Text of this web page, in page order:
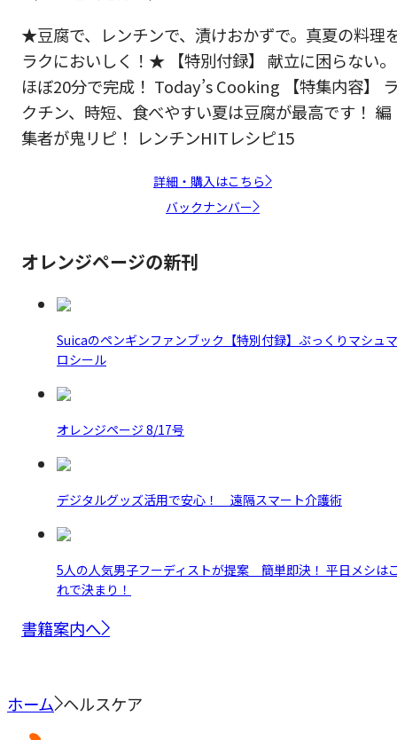
★豆腐で、レンチンで、漬けおかずで。真夏の料理
ラクにおいしく！★ 【特別付録】 献立に困らない。
ほぼ20分で完成！ Today’s Cooking 【特集内容】
クチン、時短、食べやすい夏は豆腐が最高です！ 編
集者が鬼リピ！ レンチンHITレシピ15
詳細・購入はこちら
バックナンバー
オレンジページの新刊
Suicaのペンギンファンブック【特別付録】ぷっくりマシュマ
ロシール
オレンジページ 8/17号
デジタルグッズ活用で安心！ 遠隔スマート介護術
5人の人気男子フーディストが提案 簡単即決！ 平日メシは
れで決まり！
書籍案内へ
ホーム ヘルスケア